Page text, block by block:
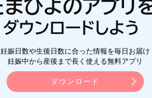
妊娠日数や生後日数に合った情報を毎日お届け
妊娠中から産後まで長く使える無料アプリ
ダウンロード